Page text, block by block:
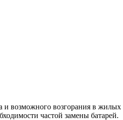
возможного возгорания в
частой замены батарей.